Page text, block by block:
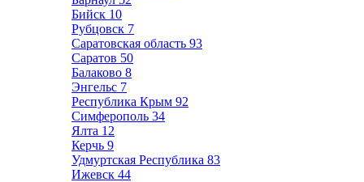
Бийск 10
Рубцовск 7
Саратовская область 93
Саратов 50
Балаково 8
Энгельс 7
Республика Крым 92
Симферополь 34
Ялта 12
Керчь 9
Удмуртская Республика 83
Ижевск 44